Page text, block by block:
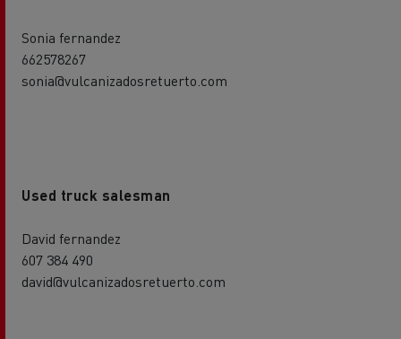
Sonia fernandez
662578267
sonia@vulcanizadosretuerto.com
Used truck salesman
David fernandez
607 384 490
david@vulcanizadosretuerto.com